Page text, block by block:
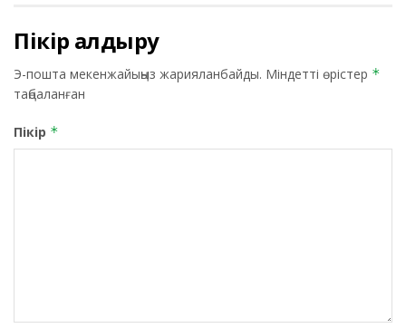
Пікір қалдыру
Э-пошта мекенжайыңыз жарияланбайды. Міндетті өрістер *
таңбаланған
Пікір *